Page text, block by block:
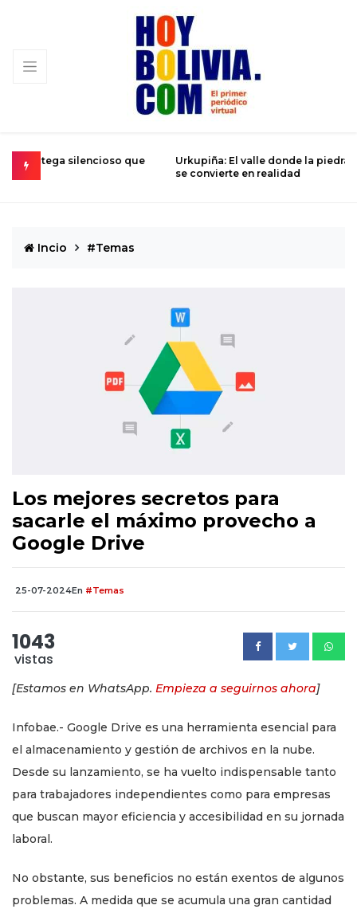
Urkupiña: El valle donde la piedra brota milagros y la fe
Incio #Temas
Los mejores secretos para
sacarle el máximo provecho a
Google Drive
25-07-2024En #Temas
1043
vistas
[Estamos en WhatsApp. Empieza a seguirnos ahora]
Infobae.- Google Drive es una herramienta esencial para
el almacenamiento y gestión de archivos en la nube.
Desde su lanzamiento, se ha vuelto indispensable tanto
para trabajadores independientes como para empresas
que buscan mayor eficiencia y accesibilidad en su jornada
laboral.
No obstante, sus beneficios no están exentos de algunos
problemas. A medida que se acumula una gran cantidad